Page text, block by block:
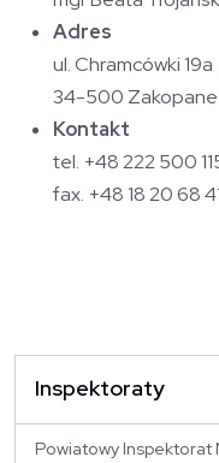
Adres
ul. Chramcówki 19a
34-500 Zakopane
Kontakt
tel. +48 222 500
fax. +48 18 20 68
Inspektoraty
Powiatowy